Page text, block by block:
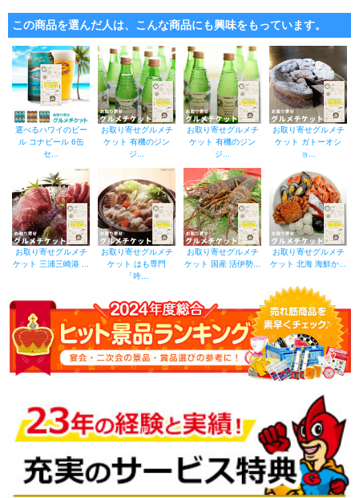
この商品を選んだ人は、こんな商品にも興味をもっています。
選べるハワイのビー
ル コナビール 6缶
セ...
お取り寄せグルメチ
ケット 有機のジン
ジ...
お取り寄せグルメチ
ケット 有機のジン
ジ...
お取り寄せグルメチ
ケット ガトーオシ
ョ...
お取り寄せグルメチ
ケット 三浦三崎港 ...
お取り寄せグルメチ
ケット はも専門
「吟...
お取り寄せグルメチ
ケット 国産 活伊勢...
お取り寄せグルメチ
ケット 北海 海鮮か...